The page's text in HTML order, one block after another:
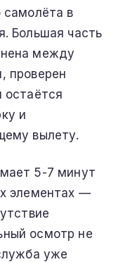
самолёта в
Большая часть
между
проверен
остаётся
и
вылету.
5-7 минут
элементах —
осмотр не
уже